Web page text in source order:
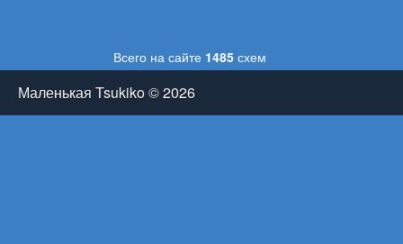
Всего на сайте 1485 схем
Маленькая Tsukiko © 2026